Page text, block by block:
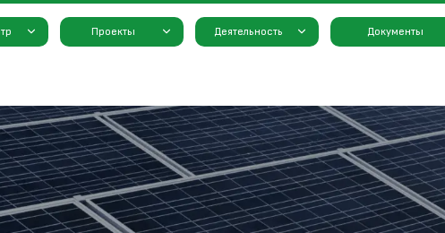
Проекты Деятельность Документы